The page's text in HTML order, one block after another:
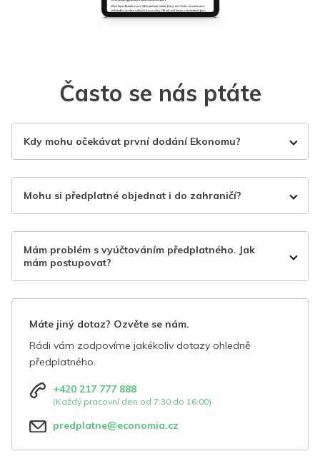
Často se nás ptáte
Kdy mohu očekávat první dodání Ekonomu?
Mohu si předplatné objednat i do zahraničí?
Mám problém s vyúčtováním předplatného. Jak
mám postupovat?
Máte jiný dotaz? Ozvěte se nám.
Rádi vám zodpovíme jakékoliv dotazy ohledně
předplatného.
+420 217 777 888
(Každý pracovní den od 7:30 do 16:00)
predplatne@economia.cz